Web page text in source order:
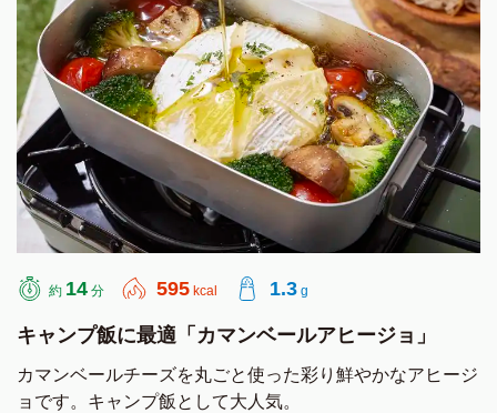
約 14 分 595 kcal 1.3 g
キャンプ飯に最適「カマンベールアヒージョ」
カマンベールチーズを丸ごと使った彩り鮮やかなアヒージ
ョです。キャンプ飯として大人気。